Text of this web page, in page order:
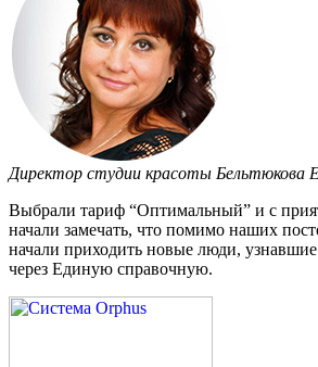
Директор студии красоты Бельтюкова
Выбрали тариф “Оптимальный” и с
начали замечать, что помимо наших
начали приходить новые люди,
через Единую справочную.